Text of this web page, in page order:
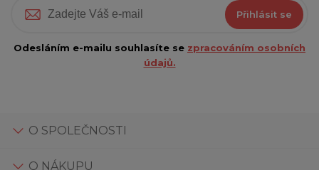
Přihlásit se
Odesláním e-mailu souhlasíte se zpracováním osobních
údajů.
O SPOLEČNOSTI
O NÁKUPU